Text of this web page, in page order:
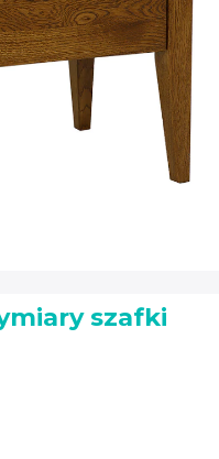
szafki